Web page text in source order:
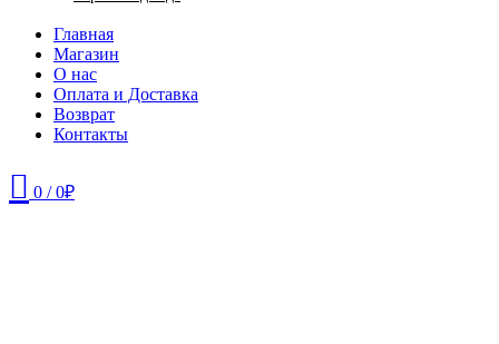
Главная
Магазин
О нас
Оплата и Доставка
Возврат
Контакты
0 / 0₽